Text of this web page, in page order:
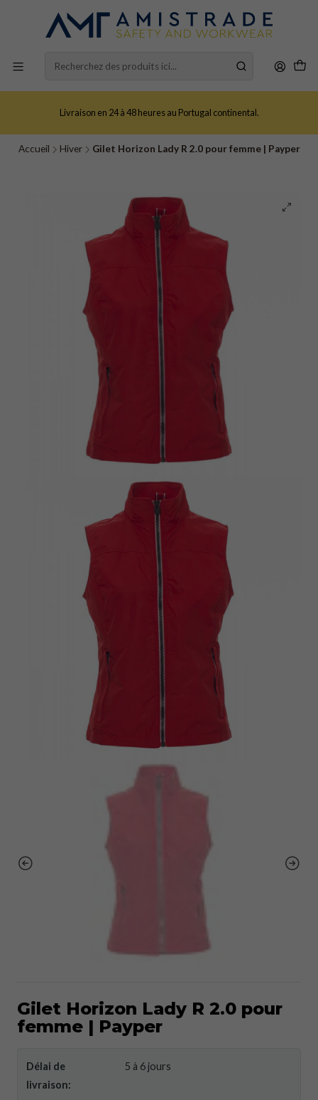
Livraison en 24 à 48 heures au Portugal continental.
Accueil Hiver Gilet Horizon Lady R 2.0 pour femme | Payper
Gilet Horizon Lady R 2.0 pour
femme | Payper
Délai de
livraison:
5 à 6 jours